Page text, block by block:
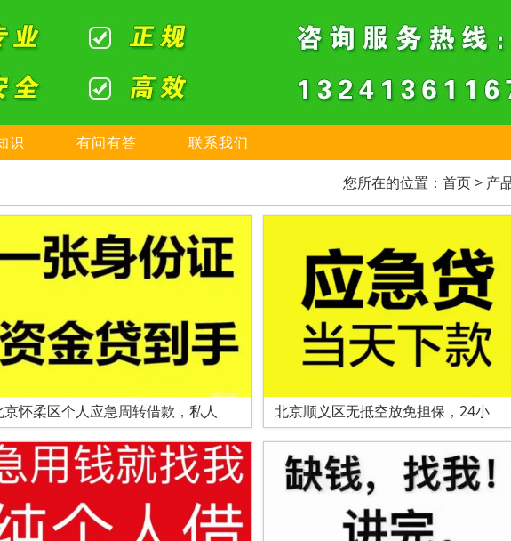
识 有问有答 联系我们
您所在的位置： 首页> 产
京怀柔区个人应急周转借款，私人 北京顺义区无抵空放免担保，24小